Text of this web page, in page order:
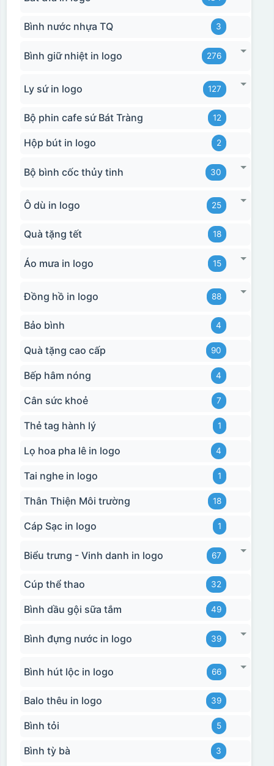
Hộp xi ly sứ
Bình nước nhựa TQ 3
Bình giữ nhiệt in logo 276
Ly sứ in logo 127
Bộ phin cafe sứ Bát Tràng 12
Hộp bút in logo 2
Bộ bình cốc thủy tinh 30
Ô dù in logo 25
Quà tặng tết 18
Áo mưa in logo 15
Đồng hồ in logo 88
Bảo bình 4
Quà tặng cao cấp 90
Bếp hâm nóng 4
Cân sức khoẻ 7
Thẻ tag hành lý 1
Lọ hoa pha lê in logo 4
Tai nghe in logo 1
Thân Thiện Môi trường 18
Cáp Sạc in logo 1
Biểu trưng - Vinh danh in logo 67
Cúp thể thao 32
Bình dầu gội sữa tắm 49
Bình đựng nước in logo 39
Bình hút lộc in logo 66
Balo thêu in logo 39
Bình tỏi 5
Bình tỳ bà 3